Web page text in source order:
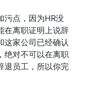
污点，因为HR没
在离职证明上说辞
这家公司已经确认
绝对不可以在离职
退员工，所以你完